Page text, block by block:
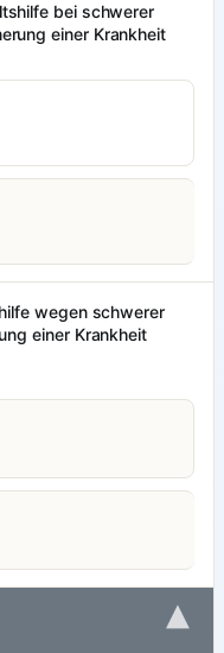
bei schwerer
einer Krankheit
wegen schwerer
einer Krankheit
▾